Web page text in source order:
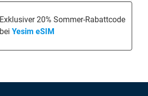
Exklusiver 20% Sommer-Rabattcode
bei Yesim eSIM